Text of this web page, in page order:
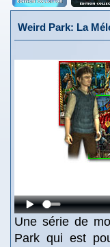
Weird Park: La
Une série de
Park qui est